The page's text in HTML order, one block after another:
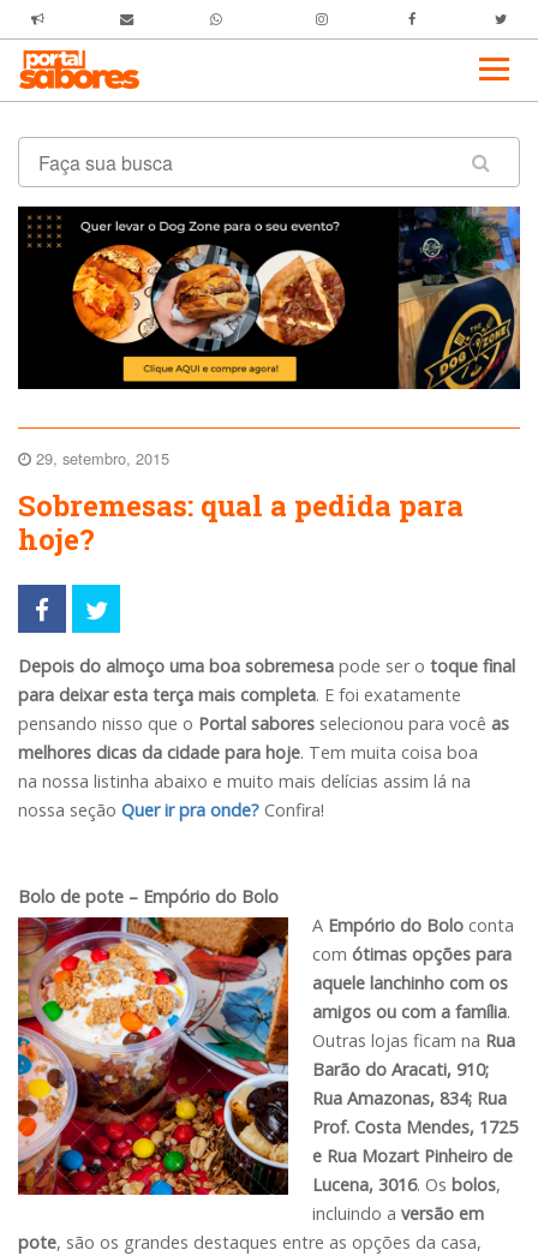
29, setembro, 2015
Sobremesas: qual a pedida para
hoje?
Depois do almoço uma boa sobremesa pode ser o toque final
para deixar esta terça mais completa. E foi exatamente
pensando nisso que o Portal sabores selecionou para você as
melhores dicas da cidade para hoje. Tem muita coisa boa
na nossa listinha abaixo e muito mais delícias assim lá na
nossa seção Quer ir pra onde? Confira!
Bolo de pote – Empório do Bolo
A Empório do Bolo conta
com ótimas opções para
aquele lanchinho com os
amigos ou com a família.
Outras lojas ficam na Rua
Barão do Aracati, 910;
Rua Amazonas, 834; Rua
Prof. Costa Mendes, 1725
e Rua Mozart Pinheiro de
Lucena, 3016. Os bolos,
incluindo a versão em
pote, são os grandes destaques entre as opções da casa,